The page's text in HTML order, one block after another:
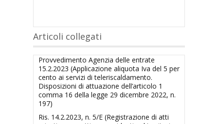
Articoli collegati
Provvedimento Agenzia delle entrate
15.2.2023 (Applicazione aliquota Iva del 5 per
cento ai servizi di teleriscaldamento.
Disposizioni di attuazione dell’articolo 1
comma 16 della legge 29 dicembre 2022, n.
197)
Ris. 14.2.2023, n. 5/E (Registrazione di atti